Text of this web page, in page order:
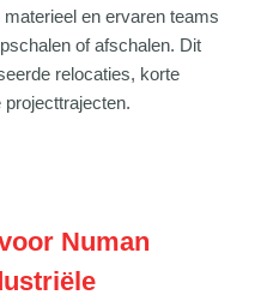
en ervaren teams
of afschalen. Dit
relocaties, korte
Numan